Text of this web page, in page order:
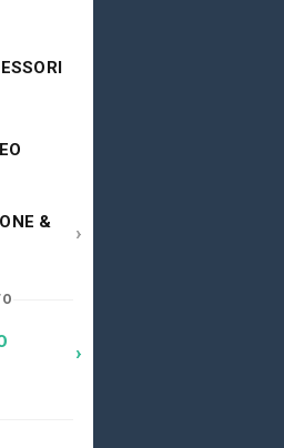
&
›
›